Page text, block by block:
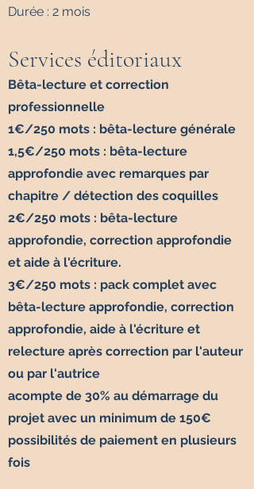
Durée : 2 mois
Services éditoriaux
Bêta-lecture et correction
professionnelle
1€/250 mots : bêta-lecture générale
1,5€/250 mots : bêta-lecture
approfondie avec remarques par
chapitre / détection des coquilles
2€/250 mots : bêta-lecture
approfondie, correction approfondie
et aide à l'écriture.
3€/250 mots : pack complet avec
bêta-lecture approfondie, correction
approfondie, aide à l'écriture et
relecture après correction par l'auteur
ou par l'autrice
acompte de 30% au démarrage du
projet avec un minimum de 150€
possibilités de paiement en plusieurs
fois